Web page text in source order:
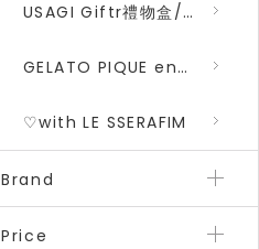
USAGI Giftr禮物盒/包裝盒
GELATO PIQUE encounters DRAGON QUEST 勇者鬥惡龍 二彈
♡with LE SSERAFIM
Brand
Price